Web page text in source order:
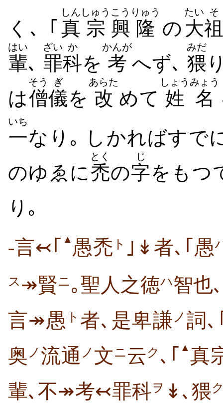
く､ ｢真
しん
宗
しゅう
興
こう
隆
りゅう
の 大
たい
祖
そ
輩
はい
､ 罪
ざい
科
か
を 考
かんが
へず､ 猥
みだ
は僧
そう
儀
ぎ
を 改
あらた
めて 姓名
しょうみょう
一
いち
なり｡ しかればすで
のゆゑに禿
とく
の字
じ
をもつ
り｡
-言↢｢ ▲ 愚禿 ト ｣↡者､｢愚
ス ↠賢ニ｡聖人之徳ハ智也
言↠愚 ト 者､是卑謙 ノ 詞､
奥 ノ 流通 ノ 文ニ云ク ､｢ ▲ 真
輩､不↠考↢罪科ヲ ↡､猥